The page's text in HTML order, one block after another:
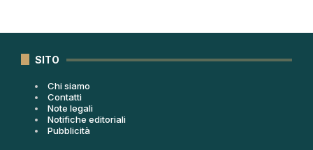
SITO
Chi siamo
Contatti
Note legali
Notifiche editoriali
Pubblicità